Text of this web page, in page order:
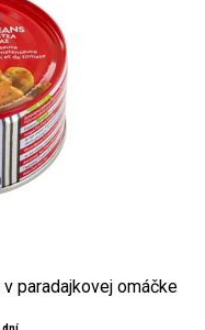
paradajkovej omáčke